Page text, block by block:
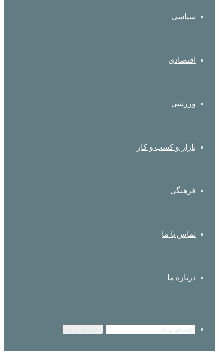
سیاسی
اقتصادی
ورزشی
بازار و کسب و کار
فرهنگی
تماس با ما
درباره ما